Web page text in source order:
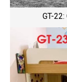
GT-22: